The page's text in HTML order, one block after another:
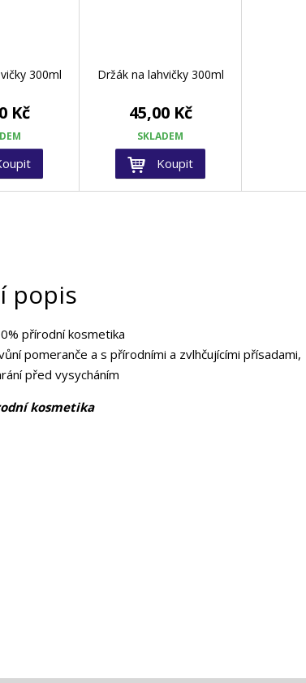
300ml
Kč
Držák na lahvičky 300ml
45,00 Kč
SKLADEM
Koupit
popis
přírodní kosmetika
pomeranče a s přírodními a zvlhčujícími přísadami,
před vysycháním
kosmetika